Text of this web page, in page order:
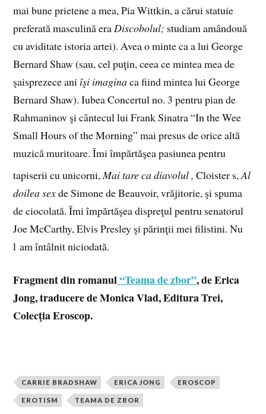
mai bune prietene a mea, Pia Wittkin, a cărui statuie
preferată masculină era Discobolul; studiam amândouă
cu aviditate istoria artei). Avea o minte ca a lui George
Bernard Shaw (sau, cel puţin, ceea ce mintea mea de
şaisprezece ani îşi imaginaca fiind mintea lui George
Bernard Shaw). Iubea Concertul no. 3 pentru pian de
Rahmaninov şi cântecul lui Frank Sinatra “In the Wee
Small Hours of the Morning” mai presus de orice altă
muzică muritoare. Îmi împărtăşea pasiunea pentru
tapiserii cu unicorni, Mai tare ca diavolul, Cloister s,Al
doilea sexde Simone de Beauvoir, vrăjitorie, şi spuma
de ciocolată. Îmi împărtăşea dispreţul pentru senatorul
Joe McCarthy, Elvis Presley şi părinţii mei filistini. Nu
l am întâlnit niciodată.
Fragment din romanul“Teama de zbor”, de Erica
Jong, traducere de Monica Vlad, Editura Trei,
Colecţia Eroscop.
CARRIE BRADSHAW ERICA JONG EROSCOP
EROTISM TEAMA DE ZBOR